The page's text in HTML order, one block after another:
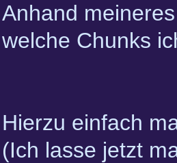
Anhand
welche Chunks
Hierzu einfach
(Ich lasse jetzt